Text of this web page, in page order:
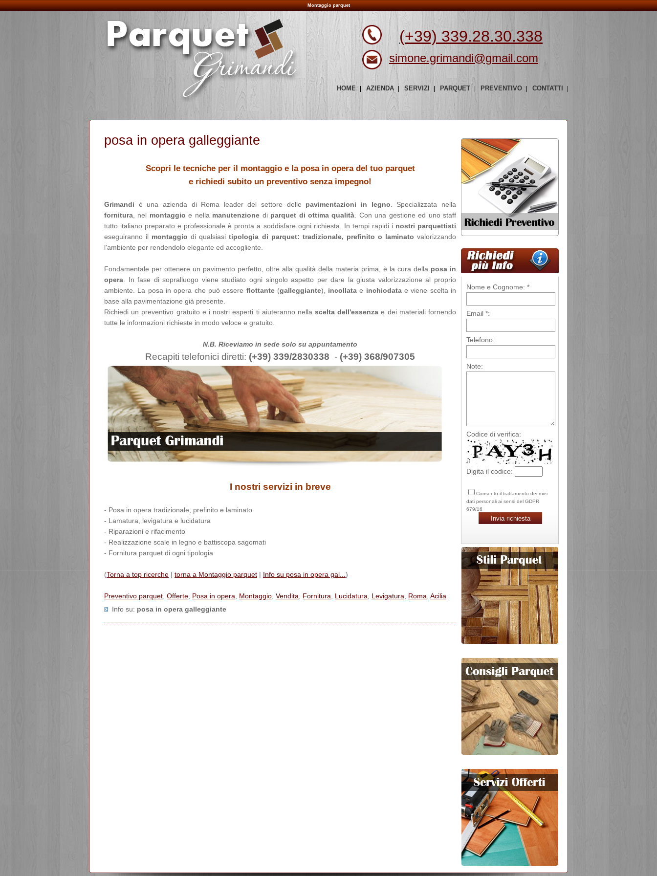
Montaggio parquet
(+39) 339.28.30.338
simone.grimandi@gmail.com
HOME AZIENDA SERVIZI PARQUET PREVENTIVO CONTATTI
posa in opera galleggiante
Scopri le tecniche per il montaggio e la posa in opera del tuo parquet
e richiedi subito un preventivo senza impegno!
Grimandi è una azienda di Roma leader del settore delle pavimentazioni in legno . Specializzata nella
fornitura , nel montaggioe nella manutenzione di parquet di ottima qualità . Con una gestione ed uno staff
tutto italiano preparato e professionale è pronta a soddisfare ogni richiesta. In tempi rapidi i nostri parquettisti
eseguiranno il montaggiodi qualsiasitipologia di parquet: tradizionale, prefinito o laminato valorizzando
l'ambiente per rendendolo elegante ed accogliente.
Fondamentale per ottenere un pavimento perfetto, oltre alla qualità della materia prima, è la cura della posa in
opera . In fase di sopralluogo viene studiato ogni singolo aspetto per dare la giusta valorizzazione al proprio
ambiente. La posa in opera che può essere flottante (galleggiante), incollatae inchiodatae viene scelta in
base alla pavimentazione già presente.
Richiedi un preventivo gratuito e i nostri esperti ti aiuteranno nellascelta dell'essenza e dei materiali fornendo
tutte le informazioni richieste in modo veloce e gratuito.
N.B. Riceviamo in sede solo su appuntamento
Recapiti telefonici diretti: (+39) 339/2830338 - (+39) 368/907305
I nostri servizi in breve
- Posa in opera tradizionale, prefinito e laminato
- Lamatura, levigatura e lucidatura
- Riparazioni e rifacimento
- Realizzazione scale in legno e battiscopa sagomati
- Fornitura parquet di ogni tipologia
(Torna a top ricerche | torna a Montaggio parquet | Info su posa in opera gal... )
Preventivo parquet Offerte Posa in opera Montaggio Vendita Fornitura Lucidatura Levigatura Roma Acilia
Info su: posa in opera galleggiante
Nome e Cognome: *
Email *:
Telefono:
Note:
Codice di verifica:
Digita il codice:
Consento il trattamento dei miei
dati personali ai sensi del GDPR
679/16